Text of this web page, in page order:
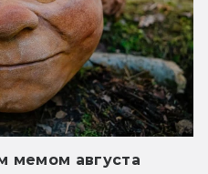
мемом августа